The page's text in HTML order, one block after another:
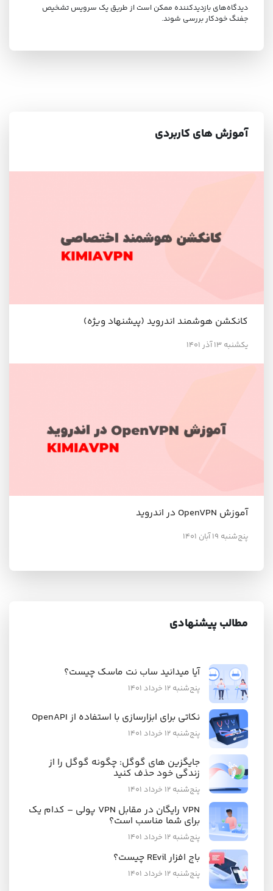
دیدگاه‌های بازدیدکننده ممکن است از طریق یک سرویس تشخیص
جفنگ خودکار بررسی شوند.
آموزش های کاربردی
کانکشن هوشمند اندروید (پیشنهاد ویژه)
یکشنبه ۱۳ آذر ۱۴۰۱
آموزش OpenVPN در اندروید
پنج‌شنبه ۱۹ آبان ۱۴۰۱
مطالب پیشنهادی
آیا میدانید ساب نت ماسک چیست؟
پنج‌شنبه ۱۲ خرداد ۱۴۰۱
نکاتی برای ابزارسازی با استفاده از OpenAPI
پنج‌شنبه ۱۲ خرداد ۱۴۰۱
جایگزین های گوگل: چگونه گوگل را از
زندگی خود حذف کنید
پنج‌شنبه ۱۲ خرداد ۱۴۰۱
VPN رایگان در مقابل VPN پولی – کدام یک
برای شما مناسب است؟
پنج‌شنبه ۱۲ خرداد ۱۴۰۱
باج افزار REvil چیست؟
پنج‌شنبه ۱۲ خرداد ۱۴۰۱